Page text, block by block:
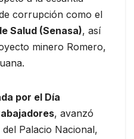
corrupción como el
Salud (Senasa), así
minero Romero,
por el Día
, avanzó
Palacio Nacional,